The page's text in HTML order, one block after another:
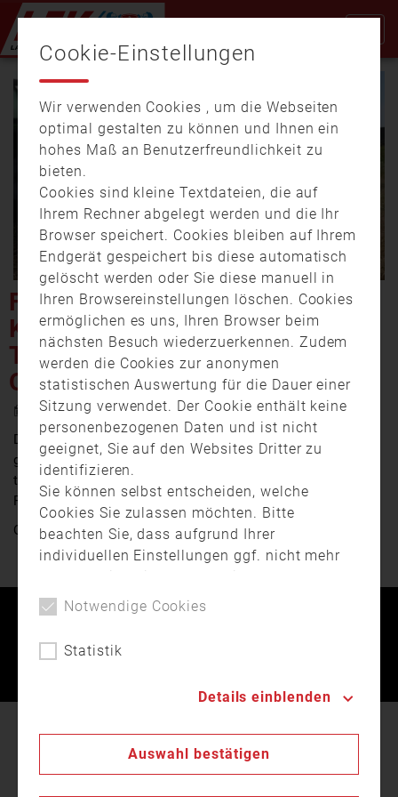
Video
FELD- UND WALDBRÄNDE:
KAMPF GEGEN DIE
TROCKENHEIT IN
OBERFRANKEN
28. Juli 2019 19:01
Die oberfränkischen Feuerwehrfrauen und -männer
geraten langsam an ihre Belastungsgrenze. Nahezu
täglich müssen sie ausrücken, um Wald- und
Feldbrände aufgrund der Trockenheit zu bekämpfen.
Quelle:TV Oberfranken
Cookie-Einstellungen
Wir verwenden Cookies , um die Webseiten
optimal gestalten zu können und Ihnen ein
hohes Maß an Benutzerfreundlichkeit zu
bieten.
Cookies sind kleine Textdateien, die auf
Ihrem Rechner abgelegt werden und die Ihr
Browser speichert. Cookies bleiben auf Ihrem
Endgerät gespeichert bis diese automatisch
gelöscht werden oder Sie diese manuell in
Ihren Browsereinstellungen löschen. Cookies
ermöglichen es uns, Ihren Browser beim
nächsten Besuch wiederzuerkennen. Zudem
werden die Cookies zur anonymen
statistischen Auswertung für die Dauer einer
Sitzung verwendet. Der Cookie enthält keine
personenbezogenen Daten und ist nicht
geeignet, Sie auf den Websites Dritter zu
identifizieren.
Sie können selbst entscheiden, welche
Cookies Sie zulassen möchten. Bitte
beachten Sie, dass aufgrund Ihrer
individuellen Einstellungen ggf. nicht mehr
alle Funktionalitäten der Seite verfügbar
sind. Weitere Informationen zur Verwendung
von Cookies, der Speicherung und
Verarbeitung personenbezogener Daten
finden Sie in unserer
Notwendige Cookies
Statistik
Details einblenden
Auswahl bestätigen
Datenschutzerklärung
den Einsatz von Cookies auf unserer Webseite.